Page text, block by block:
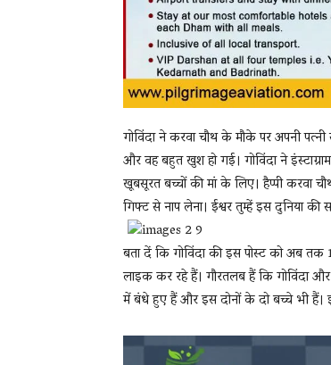
गोविंदा ने करवा चौथ के मौके पर अपनी
और वह बहुत खुश हो गई। गोविंदा ने
खूबसूरत बच्चों की मां के लिए। हैप्पी करवा
गिफ्ट से नाप लेना। ईश्वर तुम्हें इस दुनिया की
बता दें कि गोविंदा की इस पोस्ट को अब
लाइक कर रहे हैं। गौरतलब हैं कि गोविंदा
में बंधे हुए हैं और इस दोनों के दो बच्चे भी